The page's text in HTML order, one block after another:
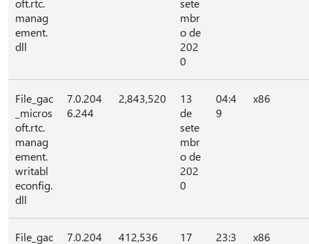
oft.rtc.
manag
ement.
dll
sete
mbr
o de
202
0
File_gac
_micros
oft.rtc.
manag
ement.
writabl
econfig.
dll
7.0.204
6.244
2,843,520
13
de
sete
mbr
o de
202
0
04:4
9
x86
File_gac
7.0.204
412,536
17
23:3
x86